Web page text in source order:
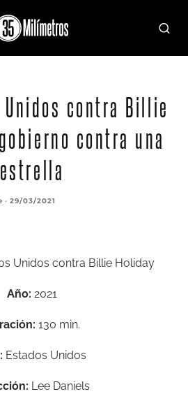
Unidos contra Billie
contra una
estrella
· 29/03/2021
Unidos contra Billie Holiday
Año: 2021
130 min.
Estados Unidos
Lee Daniels